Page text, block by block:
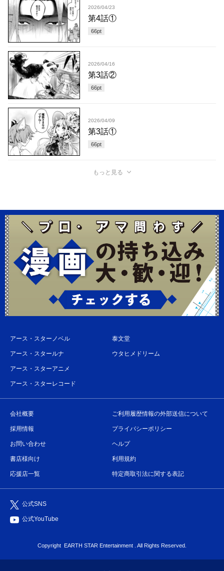
2026/04/23
第4話①
66pt
2026/04/16
第3話②
66pt
2026/04/09
第3話①
66pt
もっと見る
アース・スターノベル
アース・スタールナ
アース・スターアニメ
アース・スターレコード
泰文堂
ウタヒメドリーム
会社概要
採用情報
お問い合わせ
書店様向け
応援店一覧
ご利用履歴情報の外部送信について
プライバシーポリシー
ヘルプ
利用規約
特定商取引法に関する表記
公式SNS
公式YouTube
Copyright EARTH STAR Entertainment . All Rights Reserved.